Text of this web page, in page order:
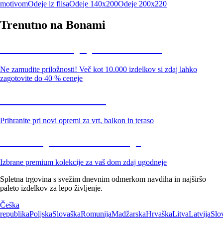
motivomOdeje iz flisaOdeje 140x200Odeje 200x220
Trenutno na Bonami
Ne zamudite priložnosti! Več kot 10.000 izdelkov si zdaj lahko
zagotovite do 40 % ceneje
Prihranite pri novi opremi za vrt, balkon in teraso
Izbrane premium kolekcije za vaš dom zdaj ugodneje
Spletna trgovina s svežim dnevnim odmerkom navdiha in najširšo
paleto izdelkov za lepo življenje.
Češka
republikaPoljskaSlovaškaRomunijaMadžarskaHrvaškaLitvaLatvija